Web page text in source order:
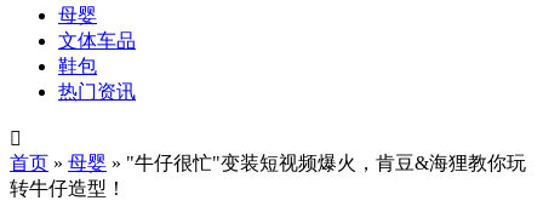
母婴
文体车品
鞋包
热门资讯

首页 » 母婴 » "牛仔很忙"变装短视频爆火，肯豆&海狸教你玩
转牛仔造型！